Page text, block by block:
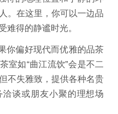
。在这里，你可以一边品
难得的静谧时光。
你偏好现代而优雅的品茶
室如“曲江流饮”会是不二
不失雅致，提供各种名贵
谈或朋友小聚的理想场